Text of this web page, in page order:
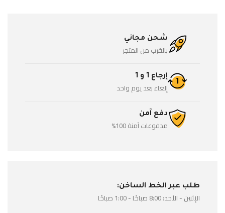
شحن مجاني
بالقرب من المتجر
إرجاع 1 و 1
إلغاء بعد يوم واحد
دفع آمن
مدفوعات آمنة 100%
طلب عبر الخط الساخن:
الإثنين - الأحد: 8:00 صباحًا - 1:00 صباحًا